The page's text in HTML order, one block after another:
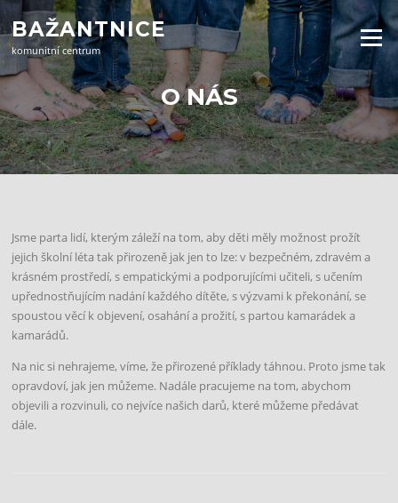
Přeskočit
na
obsah
BAŽANTNICE
komunitní centrum
Menu
O NÁS
Jsme parta lidí, kterým záleží na tom, aby děti měly možnost prožít
jejich školní léta tak přirozeně jak jen to lze: v bezpečném, zdravém a
krásném prostředí, s empatickými a podporujícími učiteli, s učením
upřednostňujícím nadání každého dítěte, s výzvami k překonání, se
spoustou věcí k objevení, osahání a prožití, s partou kamarádek a
kamarádů.
Na nic si nehrajeme, víme, že přirozené příklady táhnou. Proto jsme tak
opravdoví, jak jen můžeme. Nadále pracujeme na tom, abychom
objevili a rozvinuli, co nejvíce našich darů, které můžeme předávat
dále.